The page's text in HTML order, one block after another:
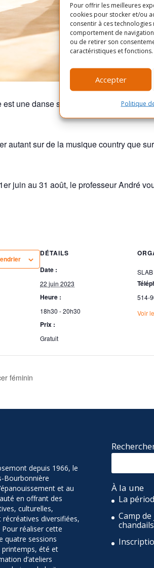
Pour offrir les meilleures
cookies pour stocker et/ou
consentir à ces
comportement de
ou de retirer son
caractéristiques et fonctions.
Accepter
Politique
une danse sociale qui se pratique en
autant sur de la musique country que
juin au 31 août, le professeur André
DÉTAILS
Date :
22 juin 2023
Heure :
18h30 - 20h30
Prix :
Gratuit
SLAB
514-
Voir
féminin
depuis 1966, le
Bourbonnière
et au
en offrant des
culturelles,
diversifiées,
réaliser cette
quatre sessions
printemps, été et
d’ateliers
À la une
La
Camp